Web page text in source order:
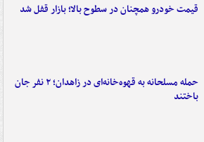
قیمت خودرو همچنان در سطوح بالا؛ بازار قفل شد
حمله مسلحانه به قهوه‌خانه‌ای در زاهدان؛ ۲ نفر جان
باختند